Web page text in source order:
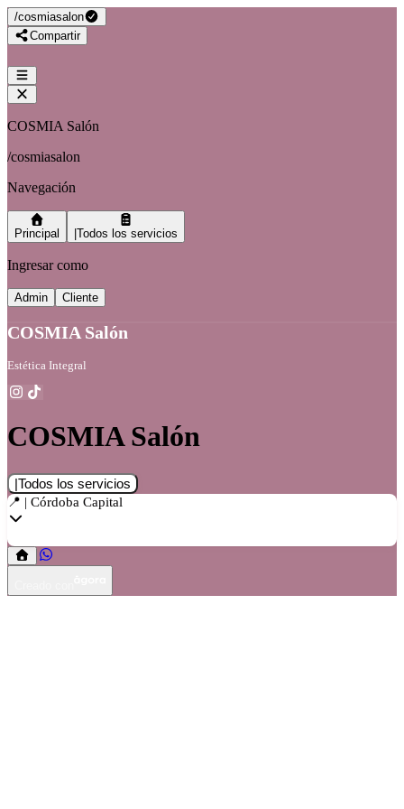
/cosmiasalon
Compartir
COSMIA Salón
/cosmiasalon
Navegación
Principal |Todos los servicios
Ingresar como
Admin Cliente
COSMIA Salón
Estética Integral
COSMIA Salón
|Todos los servicios
📍 | Córdoba Capital